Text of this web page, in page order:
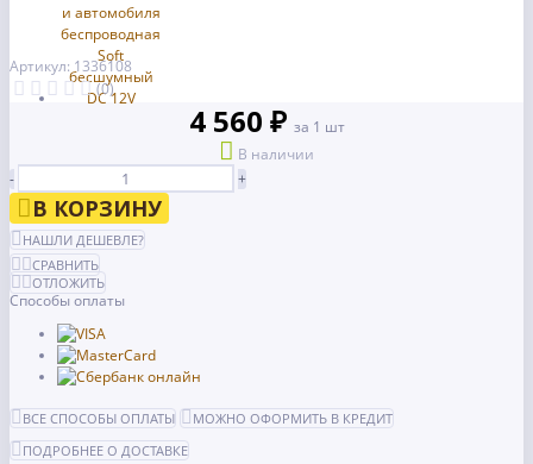
Артикул: 1336108
(0)
4 560 ₽ за 1 шт
В наличии
-
+
В КОРЗИНУ
НАШЛИ ДЕШЕВЛЕ?
СРАВНИТЬ
ОТЛОЖИТЬ
Способы оплаты
ВСЕ СПОСОБЫ ОПЛАТЫ
МОЖНО ОФОРМИТЬ В КРЕДИТ
ПОДРОБНЕЕ О ДОСТАВКЕ